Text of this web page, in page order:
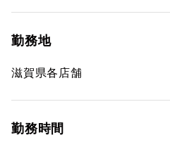
勤務地
滋賀県各店舗
勤務時間